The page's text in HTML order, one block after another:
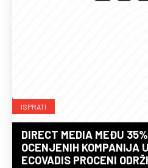
ISPRATI
DIRECT MEDIA MEĐU
OCENJENIH KOMPANIJA
ECOVADIS PROCENI